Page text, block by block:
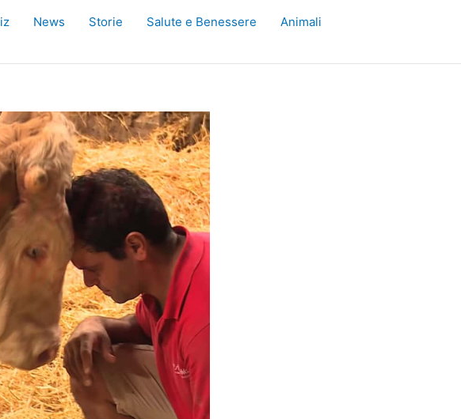
News Storie Salute e Benessere
Animali